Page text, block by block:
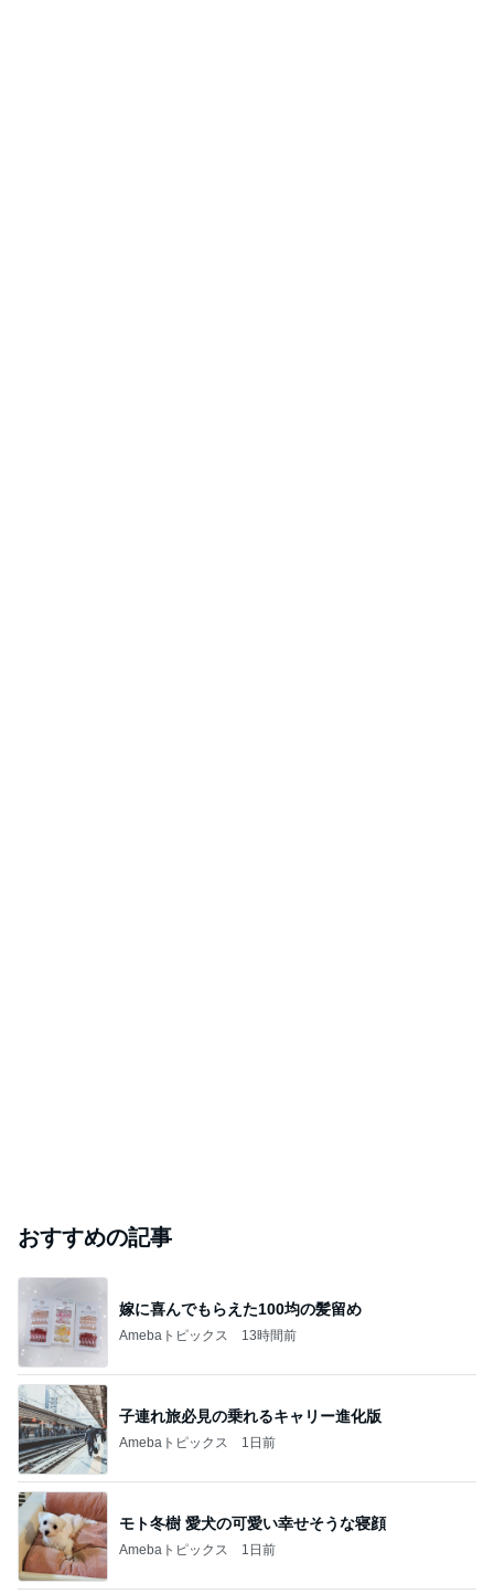
おすすめの記事
嫁に喜んでもらえた100均の髪留め
Amebaトピックス 13時間前
子連れ旅必見の乗れるキャリー進化版
Amebaトピックス 1日前
モト冬樹 愛犬の可愛い幸せそうな寝顔
Amebaトピックス 1日前